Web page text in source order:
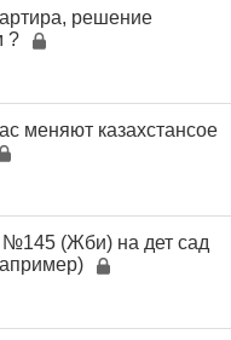
решение
?
меняют казахстансое
(Жби) на дет сад